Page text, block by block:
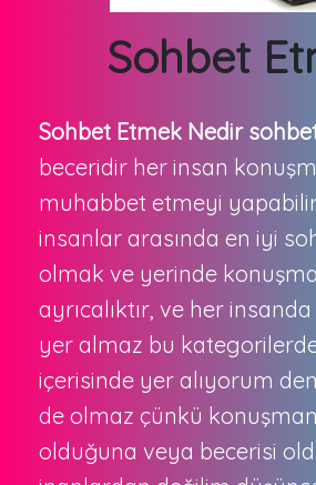
Sohbet
Sohbet Etmek Nedir
beceridir her insan
muhabbet etmeyi
insanlar arasında en iyi
olmak ve yerinde
ayrıcalıktır, ve her
yer almaz bu
içerisinde yer alıyorum
de olmaz çünkü
olduğuna veya becerisi